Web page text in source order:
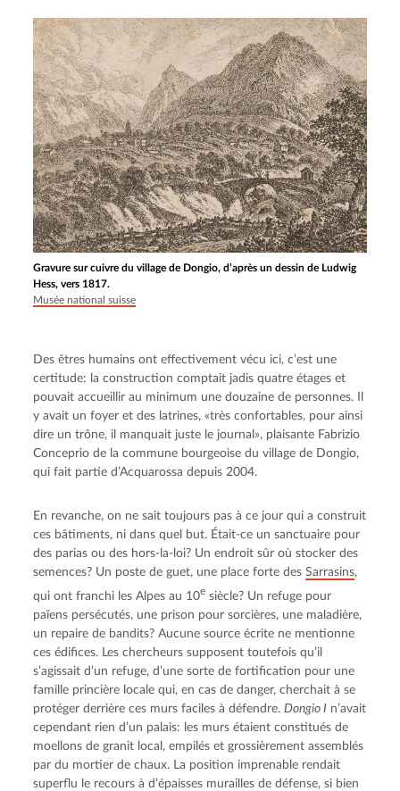
Gravure sur cuivre du village de Dongio, d’après un dessin de Ludwig
Hess, vers 1817.
Musée national suisse
Des êtres humains ont effectivement vécu ici, c’est une
certitude: la construction comptait jadis quatre étages et
pouvait accueillir au minimum une douzaine de personnes. Il
y avait un foyer et des latrines, «très confortables, pour ainsi
dire un trône, il manquait juste le journal», plaisante Fabrizio
Conceprio de la commune bourgeoise du village de Dongio,
qui fait partie d’Acquarossa depuis 2004.
En revanche, on ne sait toujours pas à ce jour qui a construit
ces bâtiments, ni dans quel but. Était-ce un sanctuaire pour
des parias ou des hors-la-loi? Un endroit sûr où stocker des
semences? Un poste de guet, une place forte des Sarrasins,
qui ont franchi les Alpes au 10e siècle? Un refuge pour
païens persécutés, une prison pour sorcières, une maladière,
un repaire de bandits? Aucune source écrite ne mentionne
ces édifices. Les chercheurs supposent toutefois qu’il
s’agissait d’un refuge, d’une sorte de fortification pour une
famille princière locale qui, en cas de danger, cherchait à se
protéger derrière ces murs faciles à défendre. Dongio I n’avait
cependant rien d’un palais: les murs étaient constitués de
moellons de granit local, empilés et grossièrement assemblés
par du mortier de chaux. La position imprenable rendait
superflu le recours à d’épaisses murailles de défense, si bien